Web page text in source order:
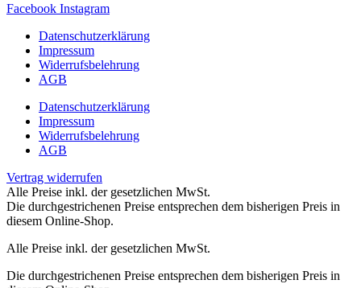
Facebook Instagram
Datenschutzerklärung
Impressum
Widerrufsbelehrung
AGB
Datenschutzerklärung
Impressum
Widerrufsbelehrung
AGB
Vertrag widerrufen
Alle Preise inkl. der gesetzlichen MwSt.
Die durchgestrichenen Preise entsprechen dem bisherigen Preis in
diesem Online-Shop.
Alle Preise inkl. der gesetzlichen MwSt.
Die durchgestrichenen Preise entsprechen dem bisherigen Preis in